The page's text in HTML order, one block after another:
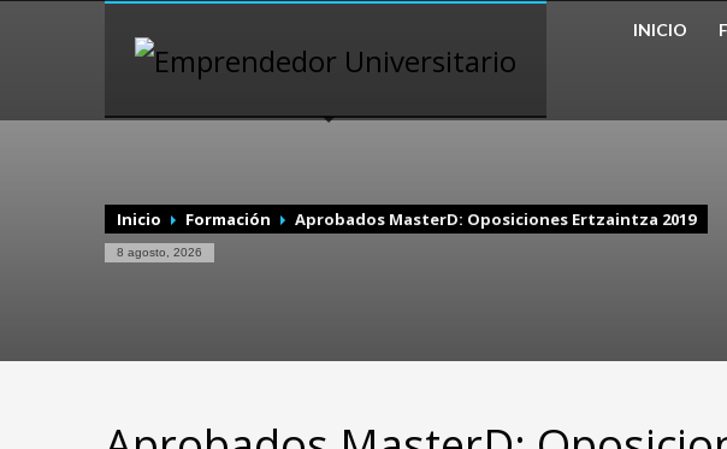
INICIO
Inicio Formación Aprobados MasterD: Oposiciones Ertzaintza 2019
8 agosto, 2026